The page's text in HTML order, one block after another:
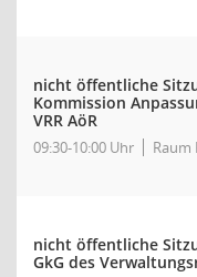
nicht öffentliche
Kommission
VRR AöR
09:30-10:00 Uhr Raum
nicht öffentliche
GkG des